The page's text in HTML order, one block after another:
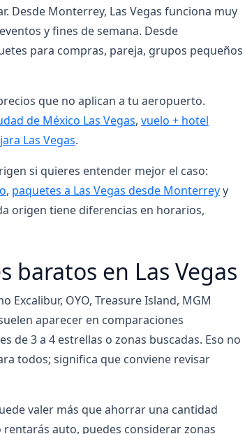
Desde Monterrey, Las Vegas funciona muy
y fines de semana. Desde
para compras, pareja, grupos pequeños
que no aplican a tu aeropuerto.
de México Las Vegas, vuelo + hotel
Las Vegas.
si quieres entender mejor el caso:
, paquetes a Las Vegas desde Monterreyy
origen tiene diferencias en horarios,
baratos en Las Vegas
Excalibur, OYO, Treasure Island, MGM
aparecer en comparaciones
de 3 a 4 estrellas o zonas buscadas. Eso no
todos; significa que conviene revisar
valer más que ahorrar una cantidad
auto, puedes considerar zonas